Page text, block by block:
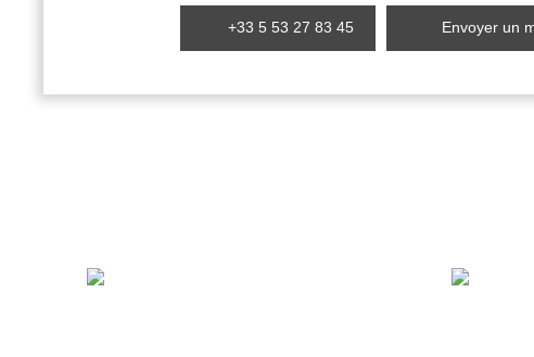
+33 5 53 27 83 45 Envoyer un